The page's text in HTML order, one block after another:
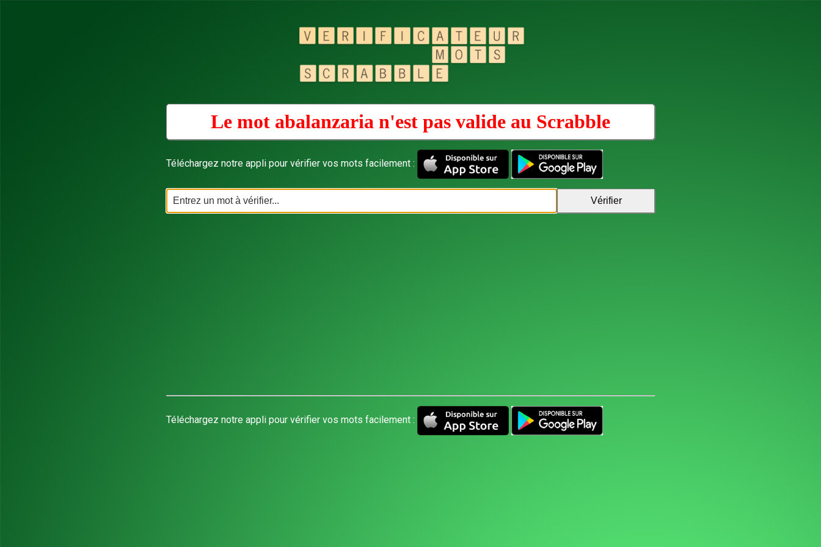
Le mot abalanzaria n'est pas valide au Scrabble
Téléchargez notre appli pour vérifier vos mots facilement :
Téléchargez notre appli pour vérifier vos mots facilement :